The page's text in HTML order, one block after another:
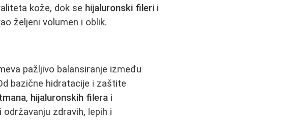
kože, dok se hijaluronski fileri i
željeni volumen i oblik.
pažljivo balansiranje između
bazične hidratacije i zaštite
, hijaluronskih filera i
zdravih, lepih i